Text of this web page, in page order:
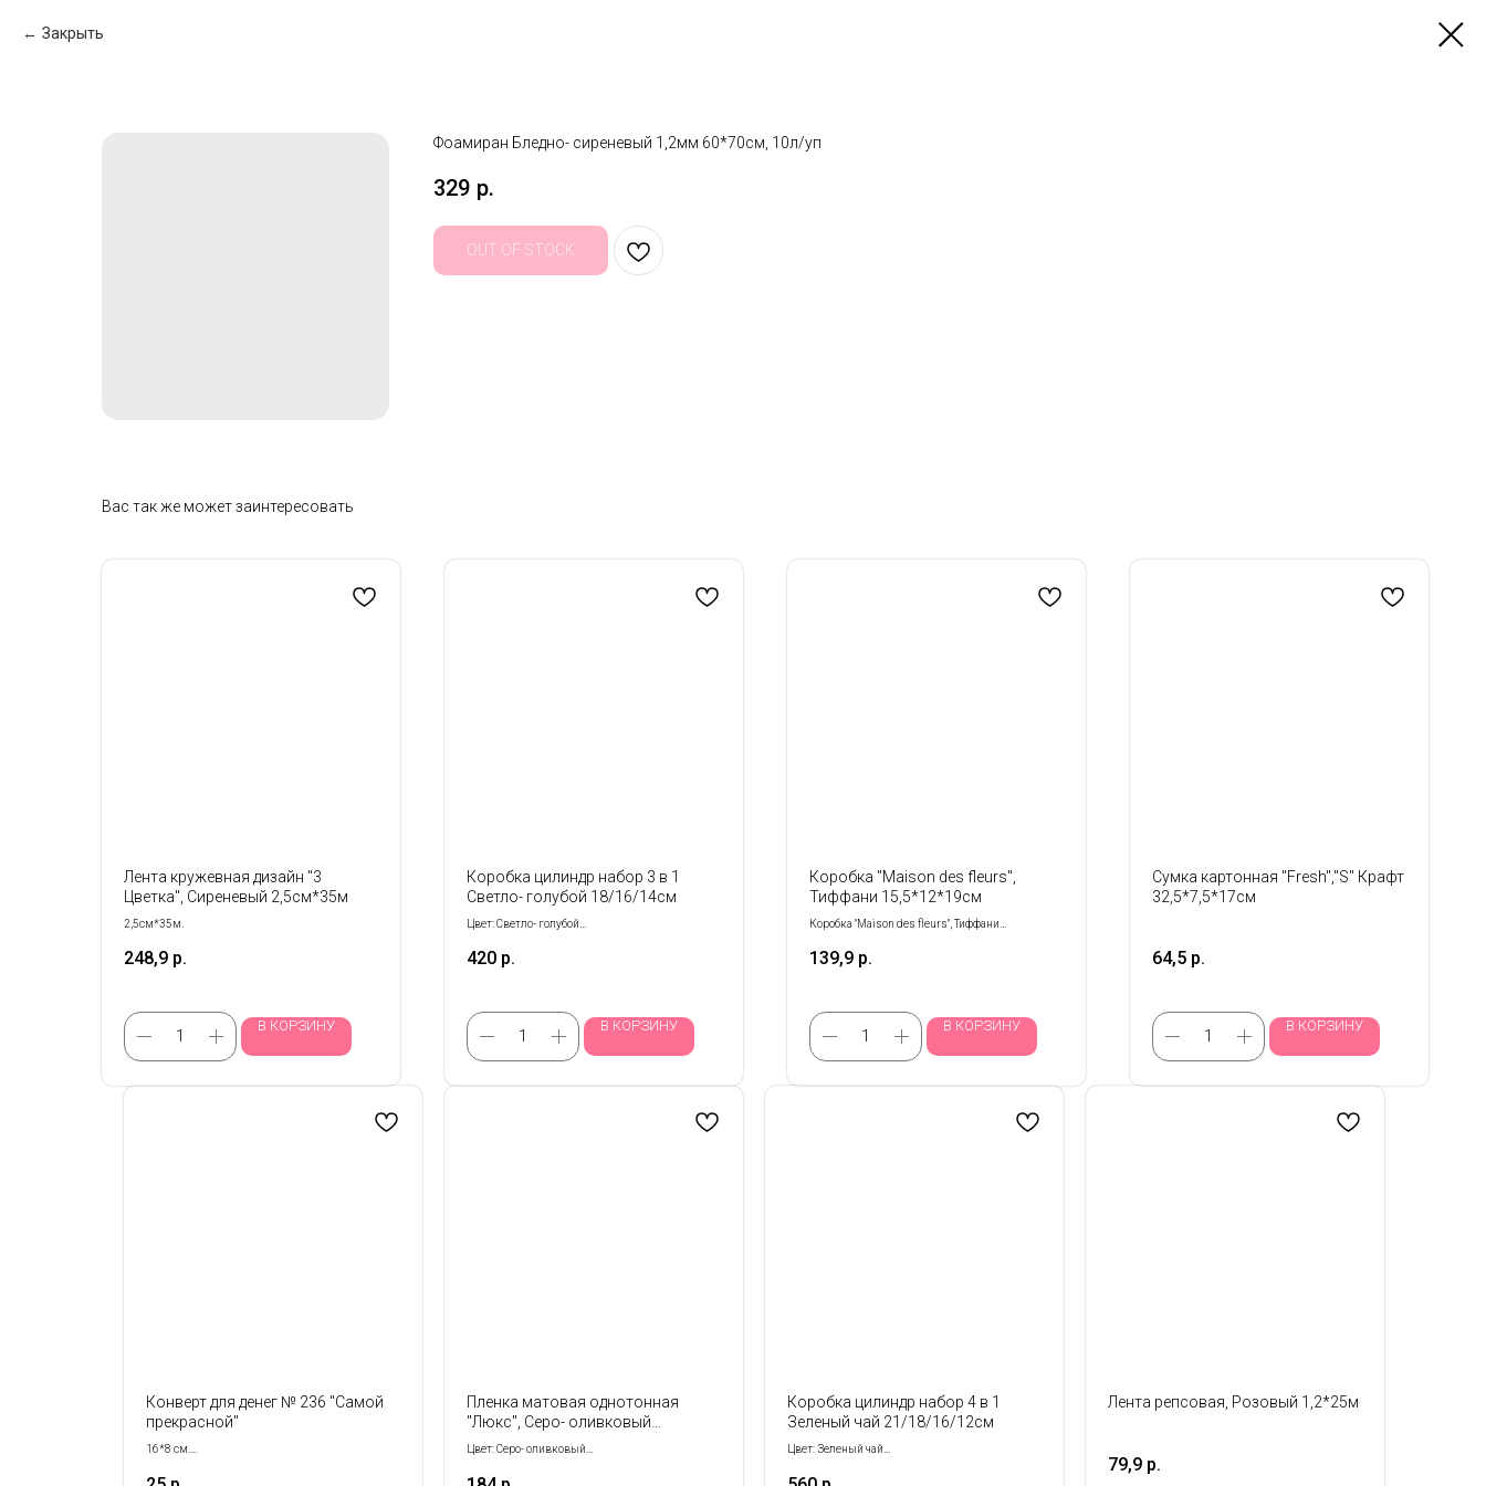
Закрыть
Фоамиран Бледно- сиреневый 1,2мм 60*70см, 10л/уп
329 р.
OUT OF STOCK
Вас так же может заинтересовать
Лента кружевная дизайн "3
Цветка", Сиреневый 2,5см*35м
2,5см*35м.
248,9 р.
В КОРЗИНУ
Коробка цилиндр набор 3 в 1
Светло- голубой 18/16/14см
Цвет: Светло- голубой
Набор: 3 в 1
420 р.
В КОРЗИНУ
Коробка "Maison des fleurs",
Тиффани 15,5*12*19см
Коробка "Maison des fleurs", Тиффани
139,9 р.
В КОРЗИНУ
Сумка картонная "Fresh","S" Крафт
32,5*7,5*17см
64,5 р.
В КОРЗИНУ
Конверт для денег № 236 "Самой
прекрасной"
16*8 см.
Пленка матовая однотонная
"Люкс", Серо- оливковый
58см*10м 1313
Цвет: Серо- оливковый
Коробка цилиндр набор 4 в 1
Зеленый чай 21/18/16/12см
Цвет: Зеленый чай
Набор: 4 в 1
Лента репсовая, Розовый 1,2*25м
79,9 р.